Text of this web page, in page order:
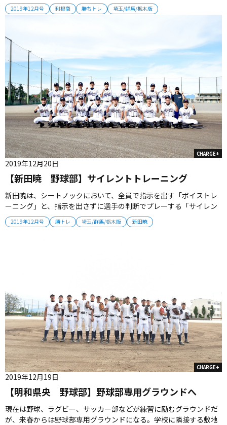
2019年12月号 利根商 勝ちトレ 埼玉/群馬/栃木版
野手）は「ダッシュはキツいが、みんなで盛り上がって取り組んで
いる」と、馬力ある走りをみせる。チームは、坂道トレーニングの
CHARGE+
2019年12月号 勝トレ 埼玉/群馬/栃木版 新田暁
【新田暁 野球部】サイレントトレーニング
2019年12月20日
新田暁は、シートノックにおいて、全員で指示を出す「ボイストレ
ーニング」と、指示を出さずに選手の判断でプレーする「サイレン
トトレーニング」を使い分けている。選手たちによると、「サイレ
ントトレーニング」によって声の重要性を理解できるという。新田
CHARGE+
【明和県央 野球部】野球部専用グラウンドへ
2019年12月19日
現在は野球、ラグビー、サッカー部などが練習に励むグラウンドだ
が、来春からは野球部専用グラウンドになる。学校に隣接する敷地